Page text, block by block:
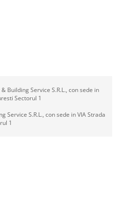
Building Service S.R.L., con sede in
Sectorul 1
Service S.R.L., con sede in VIA Strada
1